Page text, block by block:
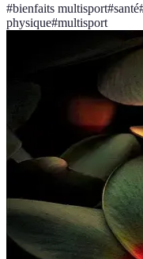
#bienfaits multisport#santé
physique#multisport